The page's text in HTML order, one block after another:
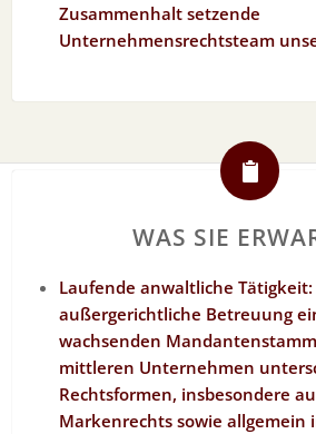
Zusammenhalt setzende
Unternehmensrechtsteam
WAS SIE
Laufende anwaltliche
außergerichtliche Betreuung
wachsenden
mittleren Unternehmen
Rechtsformen, insbesondere
Markenrechts sowie allgemein